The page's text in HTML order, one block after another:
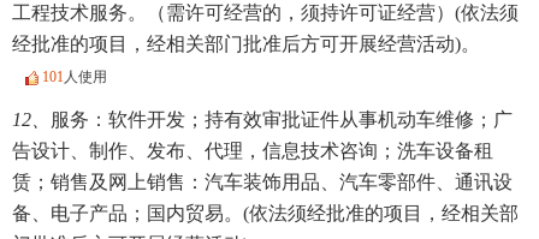
工程技术服务。（需许可经营的，须持许可证经营）(依法须
经批准的项目，经相关部门批准后方可开展经营活动)。
101人使用
12、
服务：软件开发；持有效审批证件从事机动车维修；广
告设计、制作、发布、代理，信息技术咨询；洗车设备租
赁；销售及网上销售：汽车装饰用品、汽车零部件、通讯设
备、电子产品；国内贸易。(依法须经批准的项目，经相关部